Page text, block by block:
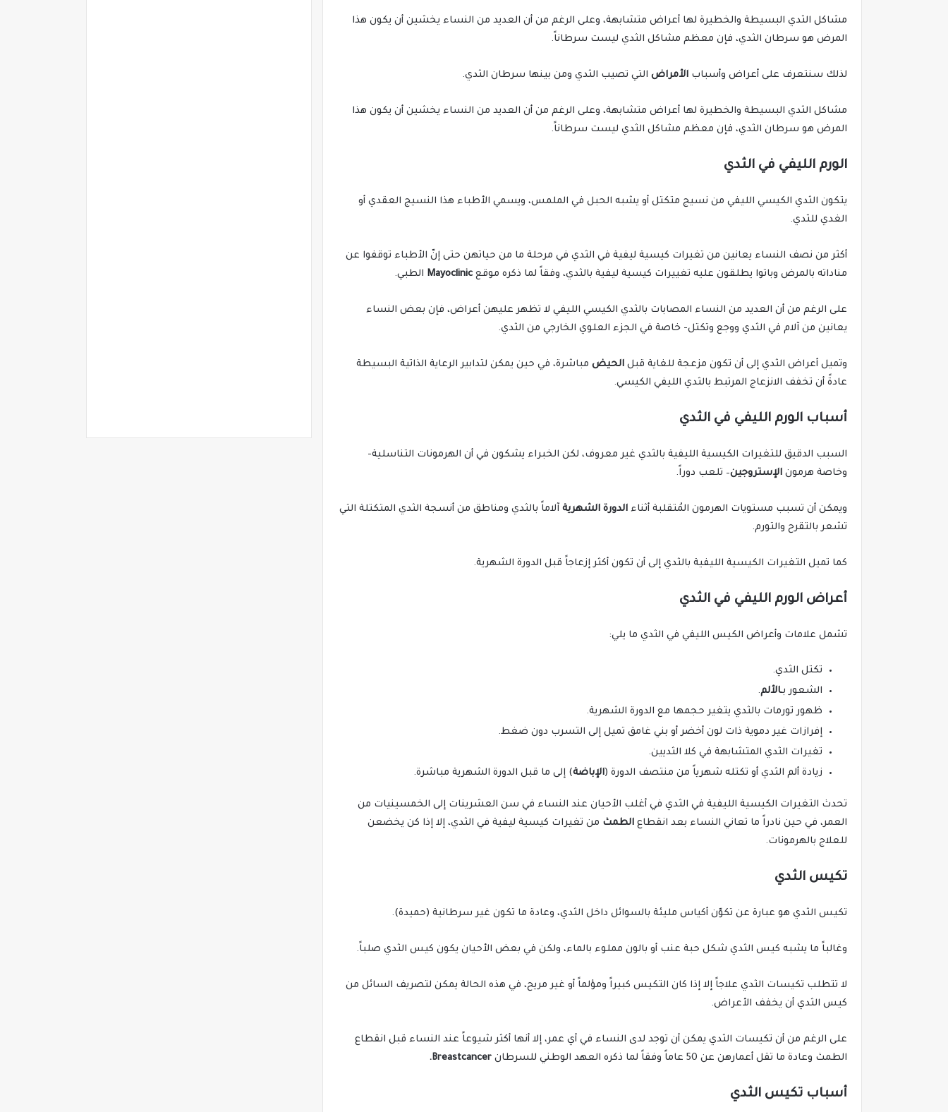
مشاكل الثدي البسيطة والخطيرة لها أعراض متشابهة، وعلى الرغم من أن العديد من النساء يخشين أن يكون هذا
المرض هو سرطان الثدي، فإن معظم مشاكل الثدي ليست سرطاناً.
لذلك سنتعرف على أعراض وأسباب الأمراض التي تصيب الثدي ومن بينها سرطان الثدي.
مشاكل الثدي البسيطة والخطيرة لها أعراض متشابهة، وعلى الرغم من أن العديد من النساء يخشين أن يكون هذا
المرض هو سرطان الثدي، فإن معظم مشاكل الثدي ليست سرطاناً.
الورم الليفي في الثدي
يتكون الثدي الكيسي الليفي من نسيج متكتل أو يشبه الحبل في الملمس، ويسمي الأطباء هذا النسيج العقدي أو
الغدي للثدي.
أكثر من نصف النساء يعانين من تغيرات كيسية ليفية في الثدي في مرحلة ما من حياتهن حتى إنّ الأطباء توقفوا عن
مناداته بالمرض وباتوا يطلقون عليه تغييرات كيسية ليفية بالثدي، وفقاً لما ذكره موقع Mayoclinic الطبي.
على الرغم من أن العديد من النساء المصابات بالثدي الكيسي الليفي لا تظهر عليهن أعراض، فإن بعض النساء
يعانين من آلام في الثدي ووجع وتكتل- خاصة في الجزء العلوي الخارجي من الثدي.
وتميل أعراض الثدي إلى أن تكون مزعجة للغاية قبل الحيض مباشرة، في حين يمكن لتدابير الرعاية الذاتية البسيطة
عادةً أن تخفف الانزعاج المرتبط بالثدي الليفي الكيسي.
أسباب الورم الليفي في الثدي
السبب الدقيق للتغيرات الكيسية الليفية بالثدي غير معروف، لكن الخبراء يشكون في أن الهرمونات التناسلية-
وخاصة هرمون الإستروجين– تلعب دوراً.
ويمكن أن تسبب مستويات الهرمون المُتقلبة أثناء الدورة الشهرية آلاماً بالثدي ومناطق من أنسجة الثدي المتكتلة التي
تشعر بالتقرح والتورم.
كما تميل التغيرات الكيسية الليفية بالثدي إلى أن تكون أكثر إزعاجاً قبل الدورة الشهرية.
أعراض الورم الليفي في الثدي
تشمل علامات وأعراض الكيس الليفي في الثدي ما يلي:
تكتل الثدي.
الشعور بـالألم.
ظهور تورمات بالثدي يتغير حجمها مع الدورة الشهرية.
إفرازات غير دموية ذات لون أخضر أو ​​بني غامق تميل إلى التسرب دون ضغط.
تغيرات الثدي المتشابهة في كلا الثديين.
زيادة ألم الثدي أو تكتله شهرياً من منتصف الدورة (الإباضة) إلى ما قبل الدورة الشهرية مباشرة.
تحدث التغيرات الكيسية الليفية في الثدي في أغلب الأحيان عند النساء في سن العشرينات إلى الخمسينيات من
العمر، في حين نادراً ما تعاني النساء بعد انقطاع الطمث من تغيرات كيسية ليفية في الثدي، إلا إذا كن يخضعن
للعلاج بالهرمونات.
تكيس الثدي
تكيس الثدي هو عبارة عن تكوّن أكياس مليئة بالسوائل داخل الثدي، وعادة ما تكون غير سرطانية (حميدة).
وغالباً ما يشبه كيس الثدي شكل حبة عنب أو بالون مملوء بالماء، ولكن في بعض الأحيان يكون كيس الثدي صلباً.
لا تتطلب تكيسات الثدي علاجاً إلا إذا كان التكيس كبيراً ومؤلماً أو غير مريح، في هذه الحالة يمكن لتصريف السائل من
كيس الثدي أن يخفف الأعراض.
على الرغم من أن تكيسات الثدي يمكن أن توجد لدى النساء في أي عمر، إلا أنها أكثر شيوعاً عند النساء قبل انقطاع
الطمث وعادة ما تقل أعمارهن عن 50 عاماً وفقاً لما ذكره العهد الوطني للسرطان
.
أسباب تكيس الثدي